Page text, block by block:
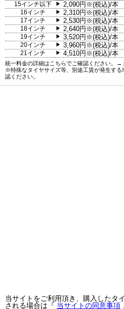
15インチ以下
▶ 2,090円※(税込)/本
16インチ ▶ 2,310円※(税込)/本
17インチ ▶ 2,530円※(税込)/本
18インチ ▶ 2,640円※(税込)/本
19インチ ▶ 3,520円※(税込)/本
20インチ ▶ 3,960円※(税込)/本
21インチ ▶ 4,510円※(税込)/本
統一料金の詳細はこちらでご確認ください。→
※特殊なタイヤサイズ等、別途工賃が発生す
認ください。
当サイトをご利用頂き、購入したタ
される場合は『 当サイトの同意事項